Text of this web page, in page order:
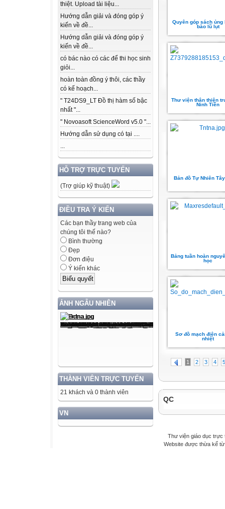
thiệt. Upload tài liệu...
Hướng dẫn giải và đóng góp ý
kiến về đề...
Hướng dẫn giải và đóng góp ý
kiến về đề...
có bác nào có các để thi học sinh
giỏi...
hoàn toàn đồng ý thôi, các thầy
có kế hoạch...
" T24DS9_LT Đồ thị hàm số bậc
nhất "...
" Novoasoft ScienceWord v5.0 "...
Hướng dẫn sử dụng có tại ....
...
HỖ TRỢ TRỰC TUYẾN
(Trợ giúp kỹ thuật)
ĐIỀU TRA Ý KIẾN
Các bạn thầy trang web của
chúng tôi thế nào?
Bình thường
Đẹp
Đơn điệu
Ý kiến khác
ẢNH NGẪU NHIÊN
THÀNH VIÊN TRỰC TUYẾN
21 khách và 0 thành viên
VN
Quyên góp sách ủng
bào lũ lụt
Thư viện thân thiện
Ninh Tiến
Bản đồ Tự Nhiên
Bảng tuần hoàn
học
Sơ đồ mạch điện
nhiệt
1 2 3 4 5
QC
Thư viện giáo dục trực
Website được thừa kế